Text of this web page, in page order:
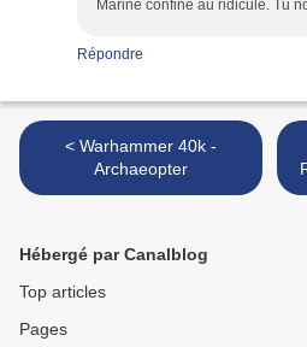
Marine confine au ridicule. Tu
Répondre
< Warhammer 40k -
Archaeopter
Hébergé par Canalblog
Top articles
Pages